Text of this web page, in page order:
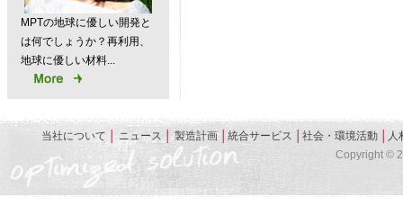
MPTの地球に優しい開発と
は何でしょうか？再利用、
地球に優しい材料...
当社について ニュース│製造計画│統合サービス 社会・環境活動
人
Copyright ©